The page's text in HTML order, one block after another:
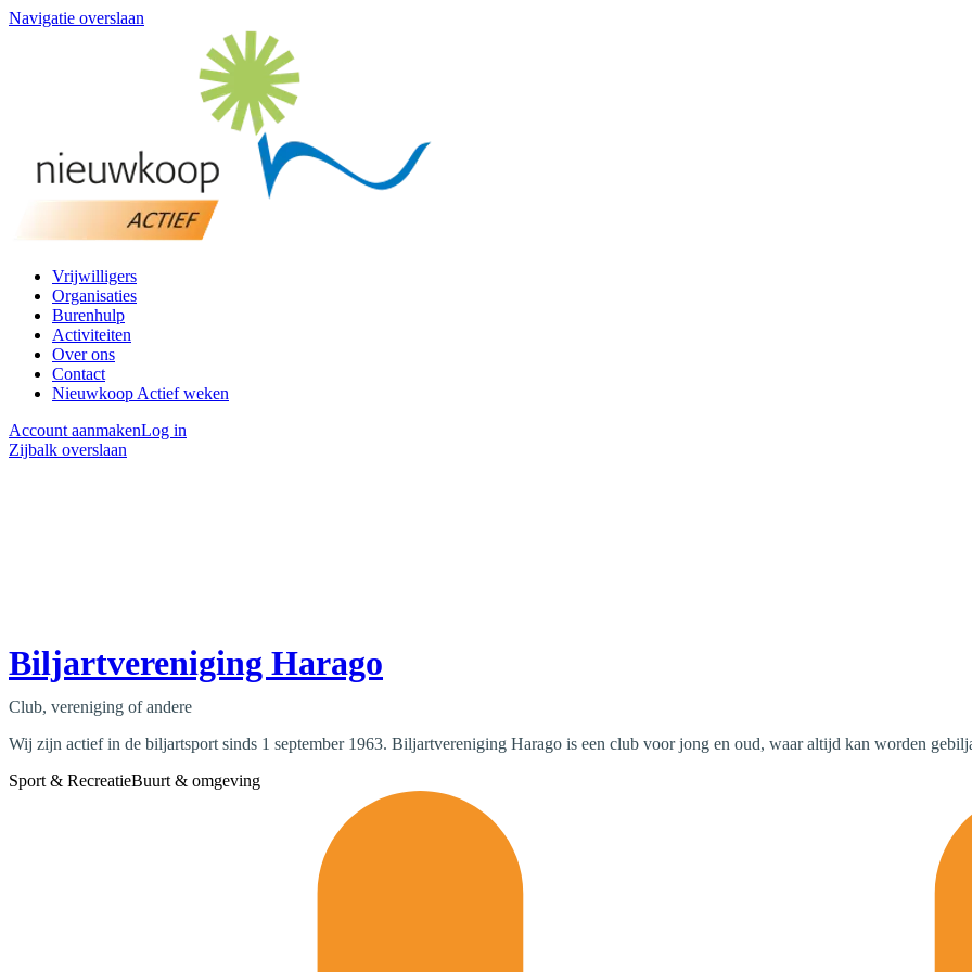
Navigatie overslaan
Vrijwilligers
Organisaties
Burenhulp
Activiteiten
Over ons
Contact
Nieuwkoop Actief weken
Account aanmakenLog in
Zijbalk overslaan
Biljartvereniging Harago
Club, vereniging of andere
Wij zijn actief in de biljartsport sinds 1 september 1963. Biljartvereniging Harago is een club voor jong en oud, waar altijd kan worden
Sport & RecreatieBuurt & omgeving